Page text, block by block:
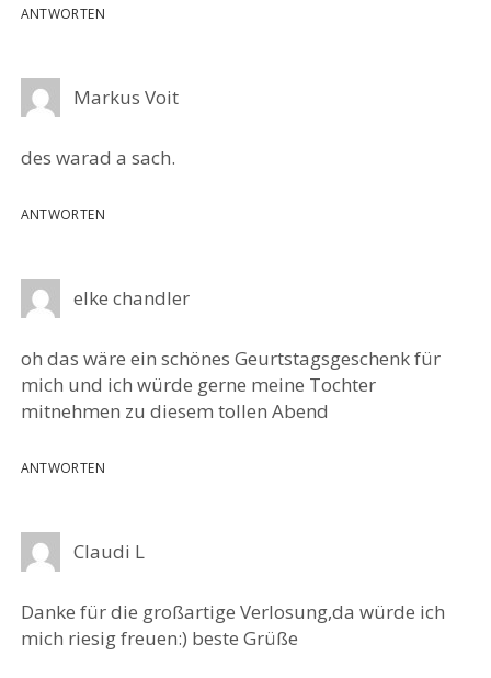
ANTWORTEN
Markus Voit
des warad a sach.
ANTWORTEN
elke chandler
oh das wäre ein schönes Geurtstagsgeschenk für
mich und ich würde gerne meine Tochter
mitnehmen zu diesem tollen Abend
ANTWORTEN
Claudi L
Danke für die großartige Verlosung,da würde ich
mich riesig freuen:) beste Grüße